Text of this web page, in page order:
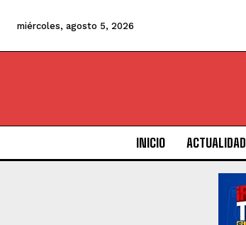
miércoles, agosto 5, 2026
INICIO ACTUALIDAD